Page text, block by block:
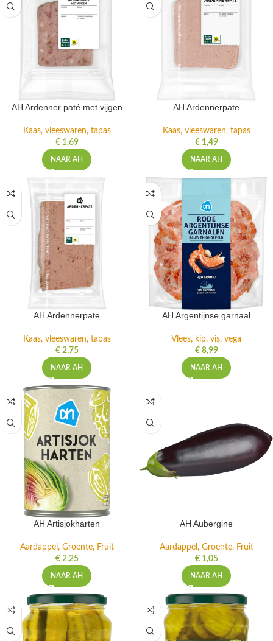
AH Ardenner paté met vijgen
Kaas, vleeswaren, tapas
€1,69
NAAR AH
AH Ardennerpate
Kaas, vleeswaren, tapas
€1,49
NAAR AH
AH Ardennerpate
Kaas, vleeswaren, tapas
€2,75
NAAR AH
AH Argentijnse garnaal
Vlees, kip, vis, vega
€8,99
NAAR AH
AH Artisjokharten
Aardappel, Groente, Fruit
€2,25
NAAR AH
AH Aubergine
Aardappel, Groente, Fruit
€1,05
NAAR AH